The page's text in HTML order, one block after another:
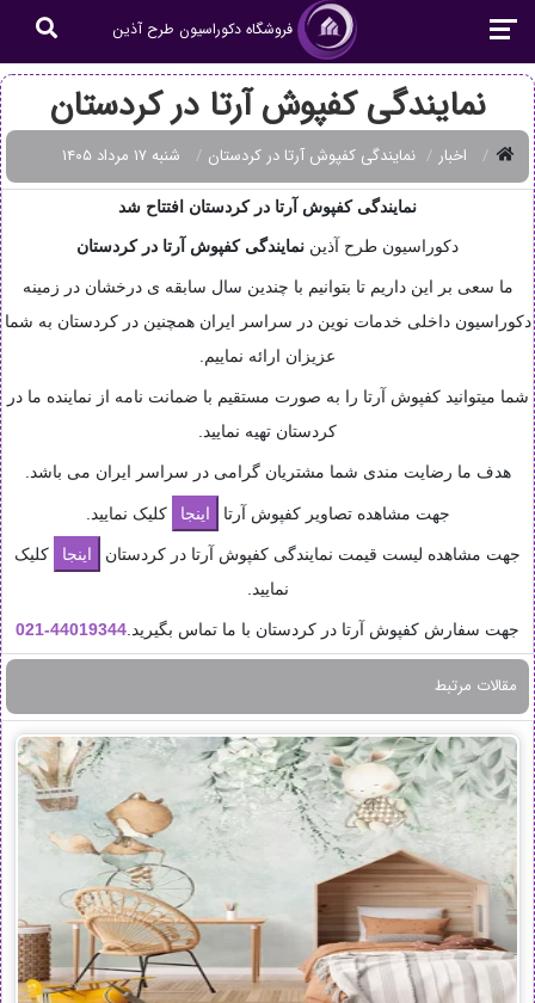
فروشگاه دکوراسیون طرح آذین
نمایندگی کفپوش آرتا در کردستان
اخبار نمایندگی کفپوش آرتا در کردستان شنبه ۱۷ مرداد ۱۴۰۵
نمایندگی کفپوش آرتا در کردستان افتتاح شد
دکوراسیون طرح آذین نمایندگی کفپوش آرتا در کردستان
ما سعی بر این داریم تا بتوانیم با چندین سال سابقه ی درخشان در زمینه
دکوراسیون داخلی خدمات نوین در سراسر ایران همچنین در کردستان به شما
عزیزان ارائه نماییم.
شما میتوانید کفپوش آرتا را به صورت مستقیم با ضمانت نامه از نماینده ما در
کردستان تهیه نمایید.
هدف ما رضایت مندی شما مشتریان گرامی در سراسر ایران می باشد.
جهت مشاهده تصاویر کفپوش آرتا کلیک نمایید.
جهت مشاهده لیست قیمت نمایندگی کفپوش آرتا در کردستان
کلیک
نمایید.
جهت سفارش کفپوش آرتا در کردستان با ما تماس بگیرید. 44019344-
021
مقالات مرتبط